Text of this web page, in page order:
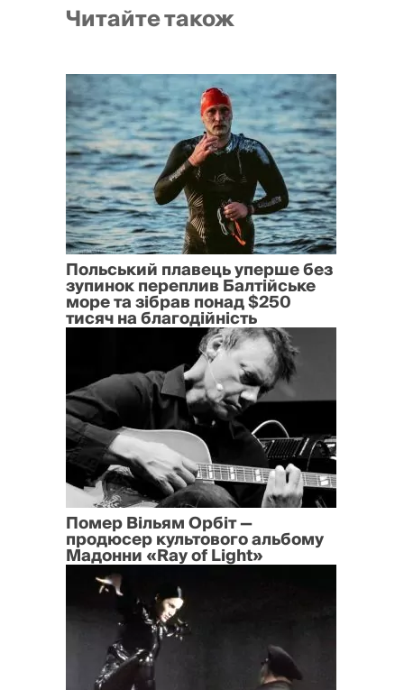
Читайте також
Польський плавець уперше без
зупинок переплив Балтійське
море та зібрав понад $250
тисяч на благодійність
Помер Вільям Орбіт —
продюсер культового альбому
Мадонни «Ray of Light»